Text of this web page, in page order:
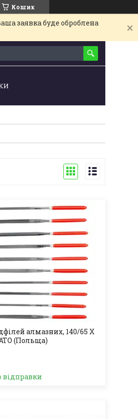
Кошик
заявка буде оброблена
алмазних, 140/65 Х
(Польща)
відправки